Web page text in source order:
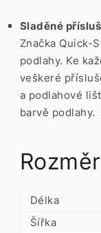
Sladěné
Značka Quick-
podlahy. Ke
veškeré
a podlahové
barvě podlahy.
Délka
Šířka